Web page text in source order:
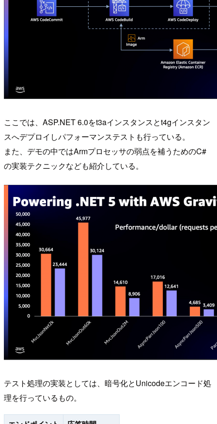
ここでは、ASP.NET 6.0をt3aインスタンスとt4gインスタン
スへデプロイしパフォーマンステストも行っている。
また、デモの中ではArmプロセッサの弱点を補うためのC#
の実装テクニックなども紹介している。
テスト処理の実装としては、暗号化とUnicodeエンコード処
理を行っているもの。